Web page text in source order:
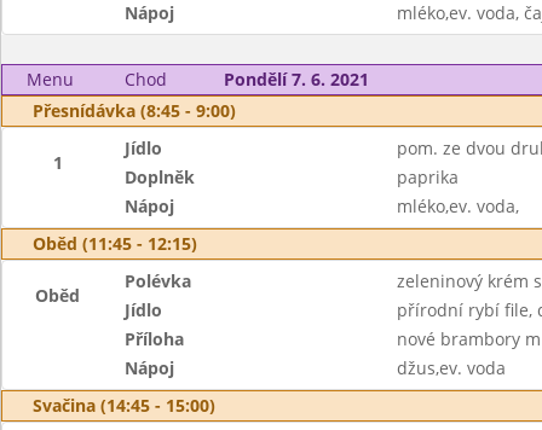
Nápoj
mléko,ev. voda,
Menu Chod
Pondělí 7. 6. 2021
Přesnídávka (8:45 - 9:00)
1
Jídlo
pom. ze dvou
Doplněk
paprika
Nápoj
mléko,ev. voda,
Oběd (11:45 - 12:15)
Oběd
Polévka
zeleninový krém
Jídlo
přírodní rybí file,
Příloha
nové brambory
Nápoj
džus,ev. voda
Svačina (14:45 - 15:00)